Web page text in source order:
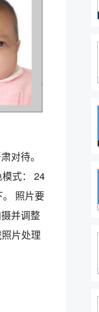
对待。
式： 24
照片要
并调整
片处理